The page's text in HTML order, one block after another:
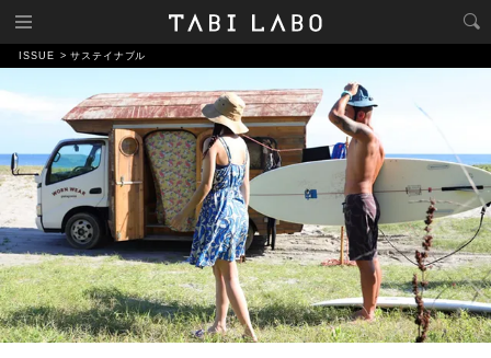
ISSUE サステイナブル